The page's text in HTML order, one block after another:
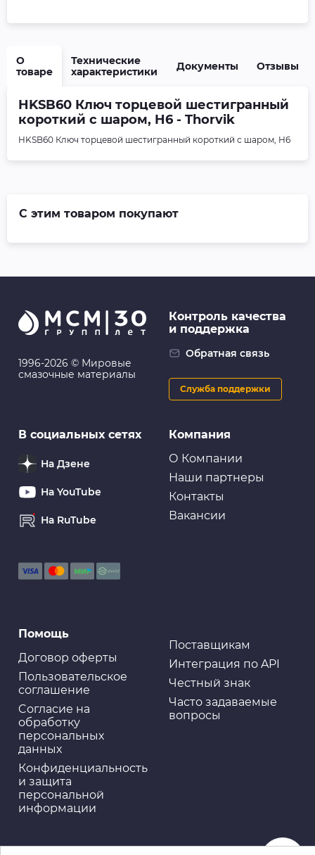
О
товаре
Технические
характеристики
Документы Отзывы
HKSB60 Ключ торцевой шестигранный
короткий с шаром, H6 - Thorvik
HKSB60 Ключ торцевой шестигранный короткий с шаром, H6
С этим товаром покупают
1996-2026 © Мировые
смазочные материалы
Компания
О Компании
Наши партнеры
Контакты
Вакансии
Помощь
Договор оферты
Пользовательское
соглашение
Cогласие на
обработку
персональных
данных
Конфиденциальность
и защита
персональной
информации
Поставщикам
Интеграция по API
Честный знак
Часто задаваемые
вопросы
Контроль качества
и поддержка
Обратная связь
Служба поддержки
В социальных сетях
На Дзене
На YouTube
На RuTube